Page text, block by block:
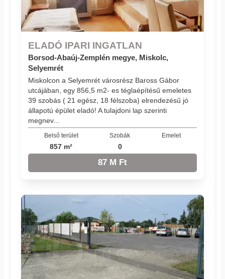
ELADÓ IPARI INGATLAN
Borsod-Abaúj-Zemplén megye, Miskolc,
Selyemrét
Miskolcon a Selyemrét városrész Baross Gábor
utcájában, egy 856,5 m2- es téglaépítésű emeletes
39 szobás ( 21 egész, 18 félszoba) elrendezésű jó
állapotú épület eladó! A tulajdoni lap szerinti
megnev...
Belső terület
857 m²
Szobák
0
Emelet
87 M Ft